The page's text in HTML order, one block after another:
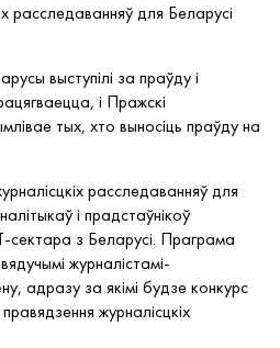
расследаванняў для Беларусі
выступілі за праўду і
і Пражскі
тых, хто выносіць праўду на
расследаванняў для
і прадстаўнікоў
сектара з Беларусі. Праграма
журналістамі-
адразу за якімі будзе конкурс
журналісцкіх